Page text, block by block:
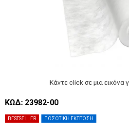
Κάντε click σε μια εικόνα
BESTSELLER ΠΟΣΟΤΙΚΗ ΕΚΠΤΩΣΗ
ΚΩΔ: 23982-00